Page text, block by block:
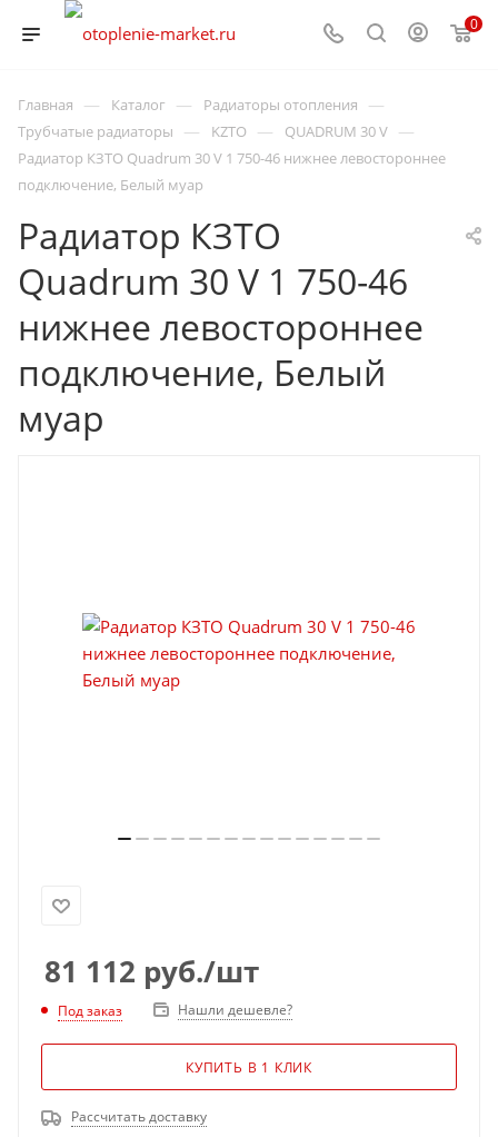
0
Главная — Каталог — Радиаторы отопления —
Трубчатые радиаторы — KZTO — QUADRUM 30 V —
Радиатор КЗТО Quadrum 30 V 1 750-46 нижнее левостороннее
подключение, Белый муар
Радиатор КЗТО
Quadrum 30 V 1 750-46
нижнее левостороннее
подключение, Белый
муар
81 112 руб./шт
Под заказ Нашли дешевле?
КУПИТЬ В 1 КЛИК
Рассчитать доставку